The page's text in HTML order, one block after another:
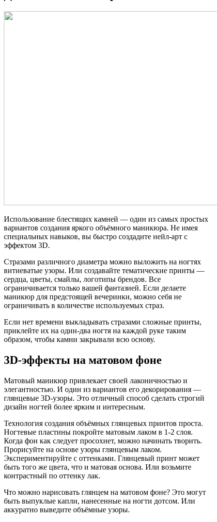
Использование блестящих камней — один из самых простых
вариантов создания яркого объёмного маникюра. Не имея
специальных навыков, вы быстро создадите нейл-арт с
эффектом 3D.
Стразами различного диаметра можно выложить на ногтях
витиеватые узоры. Или создавайте тематические принты —
сердца, цветы, смайлы, логотипы брендов. Все
ограничивается только вашей фантазией. Если делаете
маникюр для предстоящей вечеринки, можно себя не
ограничивать в количестве используемых страз.
Если нет времени выкладывать стразами сложные принты,
приклейте их на один-два ногтя на каждой руке таким
образом, чтобы камни закрывали всю основу.
3D-эффекты на матовом фоне
Матовый маникюр привлекает своей лаконичностью и
элегантностью. И один из вариантов его декорирования —
глянцевые 3D-узоры. Это отличный способ сделать строгий
дизайн ногтей более ярким и интересным.
Технология создания объёмных глянцевых принтов проста.
Ногтевые пластины покройте матовым лаком в 1-2 слоя.
Когда фон как следует просохнет, можно начинать творить.
Прорисуйте на основе узоры глянцевым лаком.
Экспериментируйте с оттенками. Глянцевый принт может
быть того же цвета, что и матовая основа. Или возьмите
контрастный по оттенку лак.
Что можно нарисовать глянцем на матовом фоне? Это могут
быть выпуклые капли, нанесенные на ногти дотсом. Или
аккуратно выведите объёмные узоры.